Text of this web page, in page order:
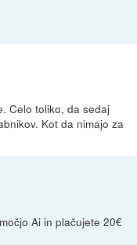
Celo toliko, da sedaj
Kot da nimajo za
Ai in plačujete 20€